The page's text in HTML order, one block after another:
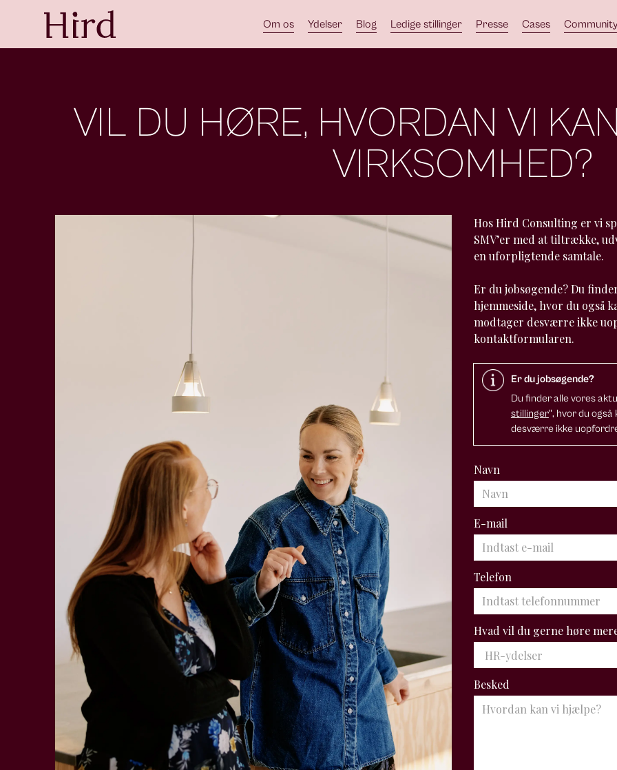
Om os Ydelser Blog Ledige stillinger Presse Cases
VIL DU HØRE, HVORDAN VI
VIRKSOMHED?
Hos Hird Consulting er vi
SMV’er med at tiltrække,
en uforpligtende samtale.
Er du jobsøgende? Du
hjemmeside, hvor du også
modtager desværre ikke
kontaktformularen.
Er du jobsøgende?
Du finder alle vores
stillinger", hvor du
desværre ikke
Navn
E-mail
Telefon
Hvad vil du gerne høre
Besked